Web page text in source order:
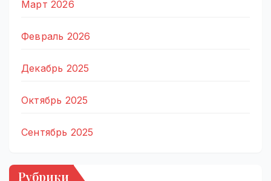
Март 2026
Февраль 2026
Декабрь 2025
Октябрь 2025
Сентябрь 2025
Рубрики